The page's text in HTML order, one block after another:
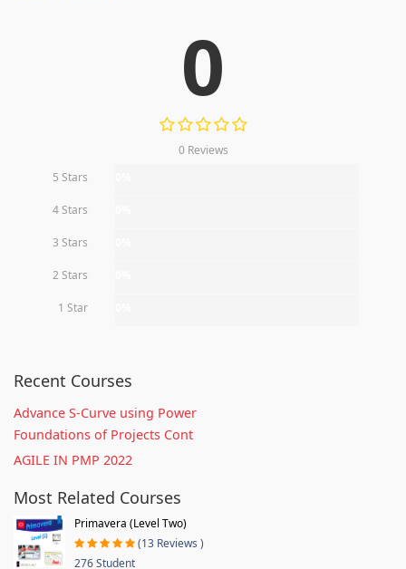
0
0 Reviews
5 Stars
4 Stars
3 Stars
2 Stars
1 Star
Recent Courses
Advance S-Curve using Power
Foundations of Projects Cont
AGILE IN PMP 2022
Most Related Courses
Primavera (Level Two)
(13 Reviews )
276 Student